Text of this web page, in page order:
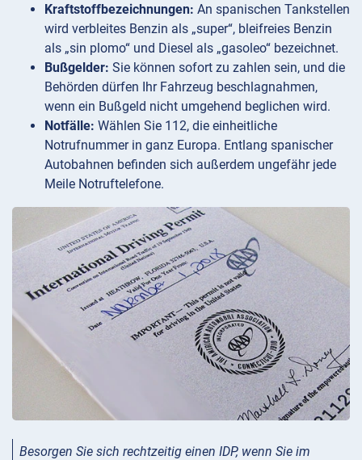
Kraftstoffbezeichnungen: An spanischen Tankstellen
wird verbleites Benzin als „super“, bleifreies Benzin
als „sin plomo“ und Diesel als „gasoleo“ bezeichnet.
Bußgelder: Sie können sofort zu zahlen sein, und die
Behörden dürfen Ihr Fahrzeug beschlagnahmen,
wenn ein Bußgeld nicht umgehend beglichen wird.
Notfälle: Wählen Sie 112, die einheitliche
Notrufnummer in ganz Europa. Entlang spanischer
Autobahnen befinden sich außerdem ungefähr jede
Meile Notruftelefone.
Besorgen Sie sich rechtzeitig einen IDP, wenn Sie im